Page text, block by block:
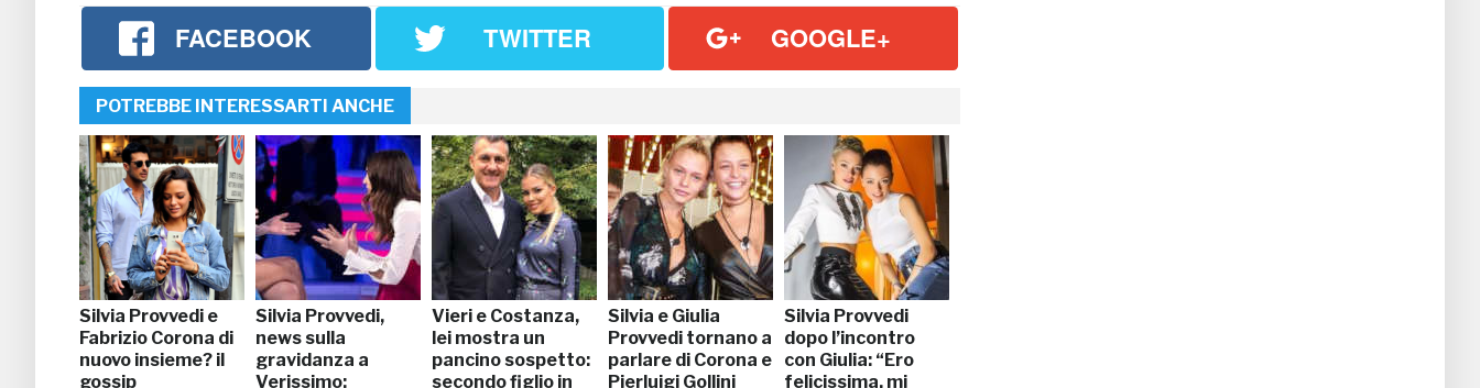
FACEBOOK TWITTER GOOGLE+
POTREBBE INTERESSARTI ANCHE
Silvia Provvedi e
Fabrizio Corona di
nuovo insieme? il
gossip
Silvia Provvedi,
news sulla
gravidanza a
Verissimo:
Vieri e Costanza,
lei mostra un
pancino sospetto:
secondo figlio in
Silvia e Giulia
Provvedi tornano a
parlare di Corona e
Pierluigi Gollini
Silvia Provvedi
dopo l’incontro
con Giulia: “Ero
felicissima, mi